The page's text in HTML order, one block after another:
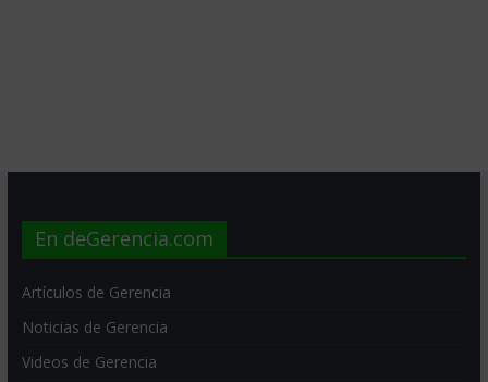
En deGerencia.com
Artículos de Gerencia
Noticias de Gerencia
Videos de Gerencia